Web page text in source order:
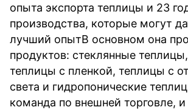
опыта экспорта теплицы и 23
производства, которые могут
лучший опытВ основном она
продуктов: стеклянные
теплицы с пленкой, теплицы с
света и гидропонические
команда по внешней торговле, и